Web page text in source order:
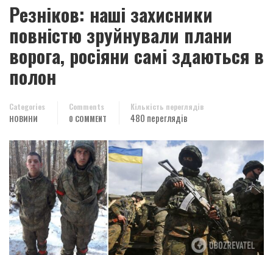
Резніков: наші захисники
повністю зруйнували плани
ворога, росіяни самі здаються в
полон
Categories
НОВИНИ
Comments
0 COMMENT
Кількість переглядів
480 переглядів